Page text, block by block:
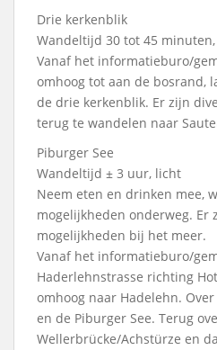
Drie kerkenblik
Wandeltijd 30 tot 45
Vanaf het informatieburo/
omhoog tot aan de bosrand,
de drie kerkenblik. Er zijn
terug te wandelen naar
Piburger See
Wandeltijd ± 3 uur, licht
Neem eten en drinken mee,
mogelijkheden onderweg. Er
mogelijkheden bij het meer.
Vanaf het informatieburo/
Haderlehnstrasse richting
omhoog naar Hadelehn.
en de Piburger See. Terug
Wellerbrücke/Achstürze en